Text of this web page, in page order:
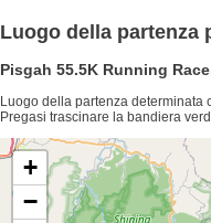
Luogo della partenza
Pisgah 55.5K Running
Luogo della partenza determinata
Pregasi trascinare la bandiera
+
−